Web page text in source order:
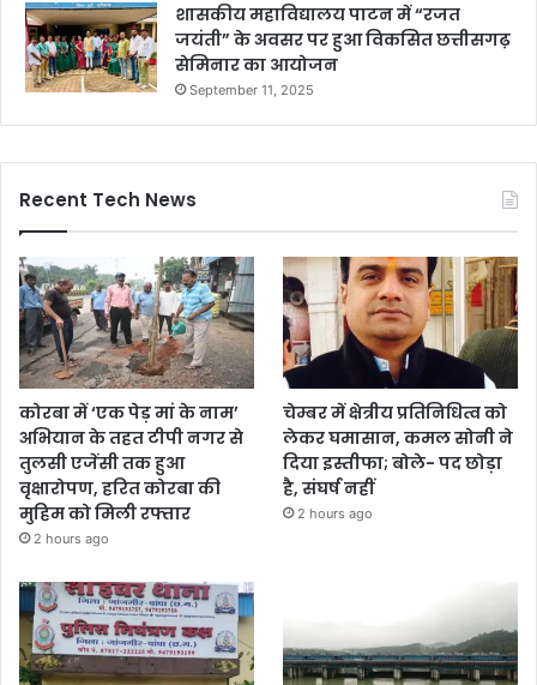
शासकीय महाविद्यालय पाटन में “रजत
जयंती” के अवसर पर हुआ विकसित छत्तीसगढ़
सेमिनार का आयोजन
September 11, 2025
Recent Tech News
कोरबा में ‘एक पेड़ मां के नाम’
अभियान के तहत टीपी नगर से
तुलसी एजेंसी तक हुआ
वृक्षारोपण, हरित कोरबा की
मुहिम को मिली रफ्तार
2 hours ago
चेम्बर में क्षेत्रीय प्रतिनिधित्व को
लेकर घमासान, कमल सोनी ने
दिया इस्तीफा; बोले- पद छोड़ा
है, संघर्ष नहीं
2 hours ago